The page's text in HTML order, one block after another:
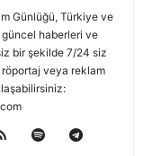
Günlüğü, Türkiye ve
haberleri ve
bir şekilde 7/24 siz
röportaj veya reklam